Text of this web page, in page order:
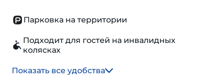
Парковка на территории
Подходит для гостей на инвалидных
колясках
Показать все удобства